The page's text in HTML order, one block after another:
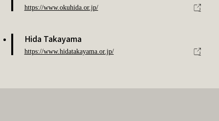
https://www.okuhida.or.jp/
Hida Takayama
https://www.hidatakayama.or.jp/